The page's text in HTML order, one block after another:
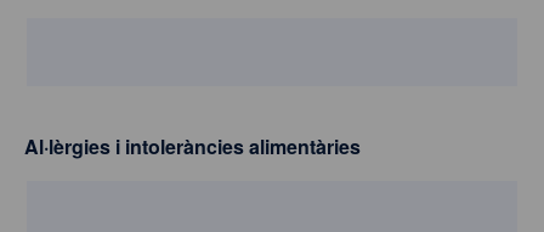
Al·lèrgies i intoleràncies alimentàries